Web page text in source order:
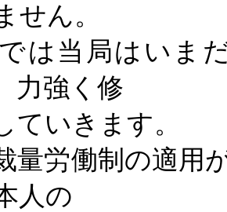
せん。
は当局はいま
力強く修
ていきます。
労働制の適用
人の